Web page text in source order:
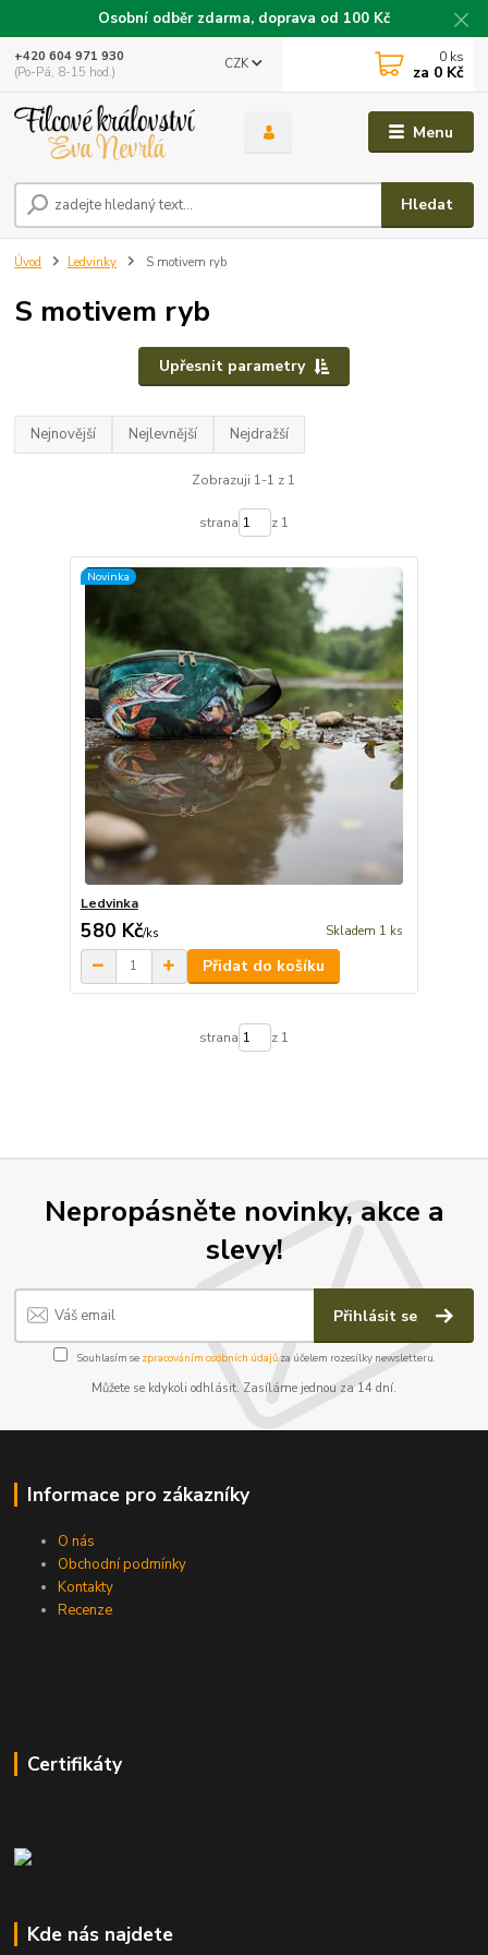
Osobní odběr zdarma, doprava od 100 Kč
Menu
CZK
Hledat
+420 604 971 930
(Po-Pá, 8-15 hod.)
0 ks
za 0 Kč
Úvod Ledvinky S motivem ryb
S motivem ryb
Upřesnit parametry
Nejnovější Nejlevnější Nejdražší
Zobrazuji 1-1 z 1
strana z 1
Novinka
Ledvinka
580 Kč/ks Skladem 1 ks
Přidat do košíku
strana z 1
Nepropásněte novinky, akce a
slevy!
Přihlásit se
Souhlasím se zpracováním osobních údajůza účelem rozesílky newsletteru.
Můžete se kdykoli odhlásit. Zasíláme jednou za 14 dní.
Informace pro zákazníky
O nás
Obchodní podmínky
Kontakty
Recenze
Certifikáty
Kde nás najdete